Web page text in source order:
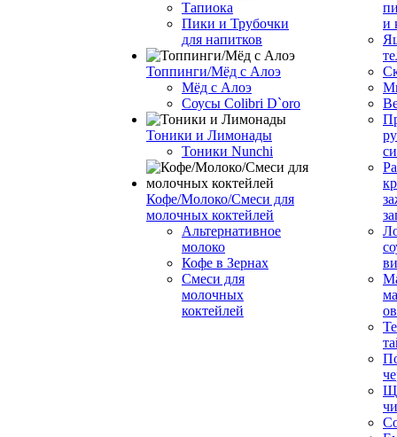
Тапиока
Пики и Трубочки
для напитков
Топпинги/Мёд с Алоэ
Мёд с Алоэ
Соусы Colibri D`oro
Тоники и Лимонады
Тоники Nunchi
Кофе/Молоко/Смеси для
молочных коктейлей
Альтернативное
молоко
Кофе в Зернах
Смеси для
молочных
коктейлей
и